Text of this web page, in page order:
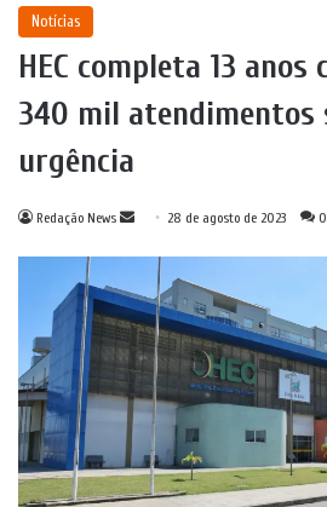
Notícias
HEC completa 13 anos
340 mil atendimentos
urgência
Redação News
Mande
mail
28 de agosto de 2023 0